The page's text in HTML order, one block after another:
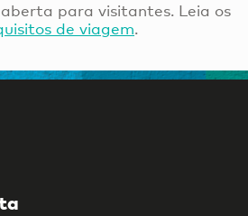
para visitantes. Leia os
de viagem.